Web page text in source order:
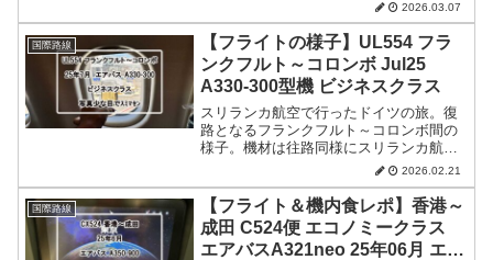
2026.03.07
国際路線
【フライトの様子】UL554 フラ
ンクフルト～コロンボ Jul25
A330-300型機 ビジネスクラス
スリランカ航空で行ったドイツの旅。復
路となるフランクフルト～コロンボ間の
様子。機材は往路同様にスリランカ航空
のフラグシップ機＆最新シート。25年7
月。
2026.02.21
国際路線
【フライト＆機内食レポ】香港～
成田 C524便 エコノミークラス
エアバスA321neo 25年06月 エア